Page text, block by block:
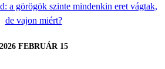
a görögök szinte mindenkin eret vágtak,
de vajon miért?
2026 FEBRUÁR 15